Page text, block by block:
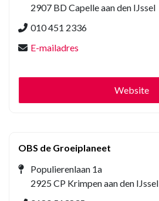
2907 BD Capelle aan den IJssel
010 451 2336
E-mailadres
Website
OBS de Groeiplaneet
Populierenlaan 1a
2925 CP Krimpen aan den IJssel